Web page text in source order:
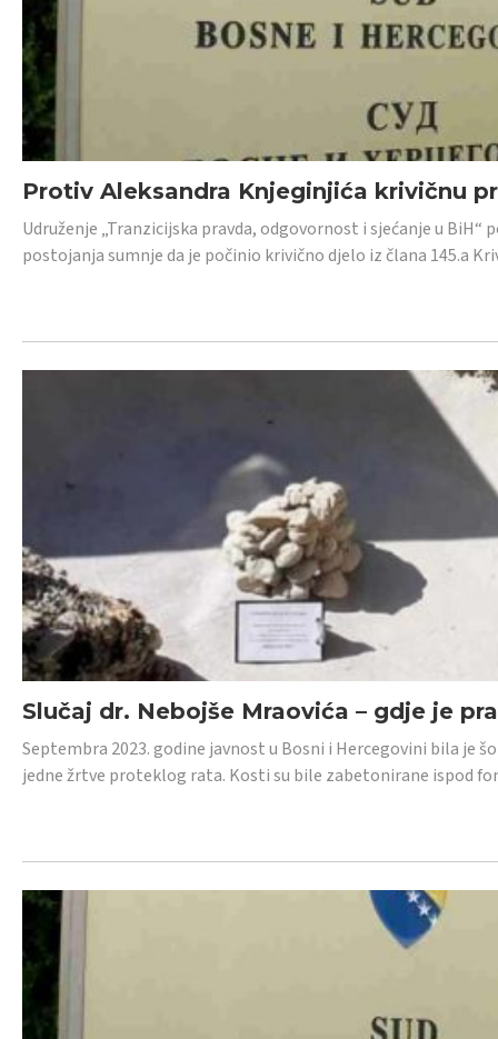
Protiv Aleksandra Knjeginjića krivičnu
Udruženje „Tranzicijska pravda, odgovornost i sjećanje u
postojanja sumnje da je počinio krivično djelo iz člana 145.a
Slučaj dr. Nebojše Mraovića – gdje je
Septembra 2023. godine javnost u Bosni i Hercegovini bila je
jedne žrtve proteklog rata. Kosti su bile zabetonirane ispod